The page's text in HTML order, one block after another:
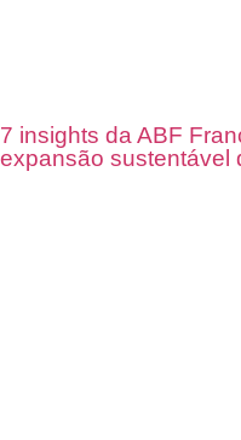
7 insights da ABF
expansão sustentável